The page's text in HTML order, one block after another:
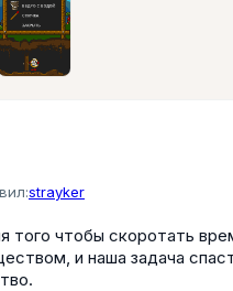
strayker
того чтобы скоротать
и наша задача